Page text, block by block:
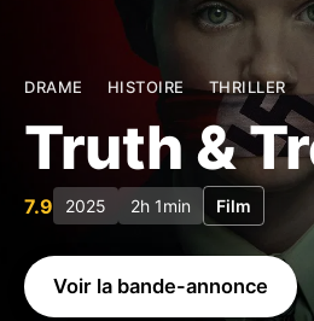
DRAME HISTOIRE THRILLER
Truth &
7.9 2025 2h 1min Film
Voir la bande-annonce